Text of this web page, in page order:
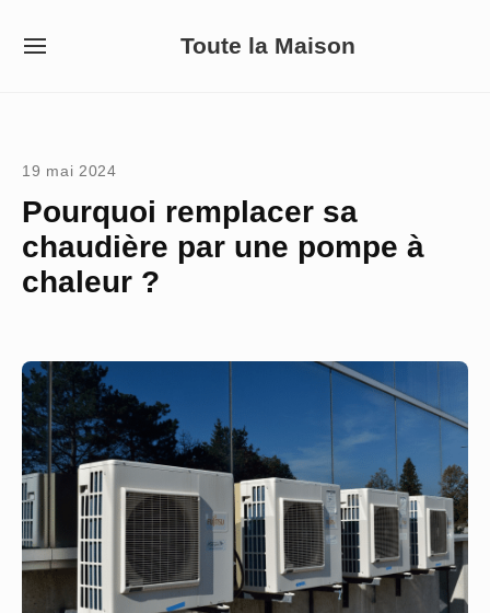
Toute la Maison
SITE
19 mai 2024
Pourquoi remplacer sa
chaudière par une pompe à
chaleur ?